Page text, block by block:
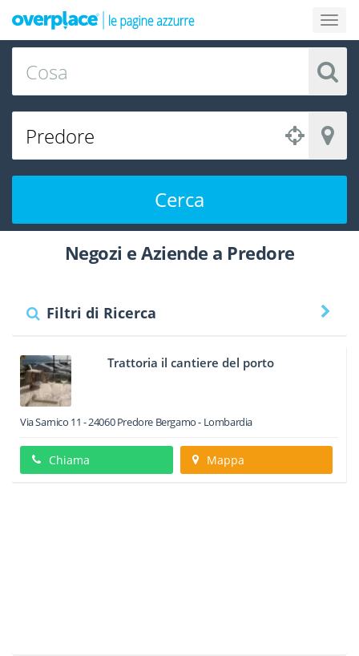
Cerca
Negozi e Aziende a Predore
Filtri di Ricerca
Trattoria il cantiere del porto
Via Sarnico 11 -24060 Predore Bergamo - Lombardia
Chiama Mappa